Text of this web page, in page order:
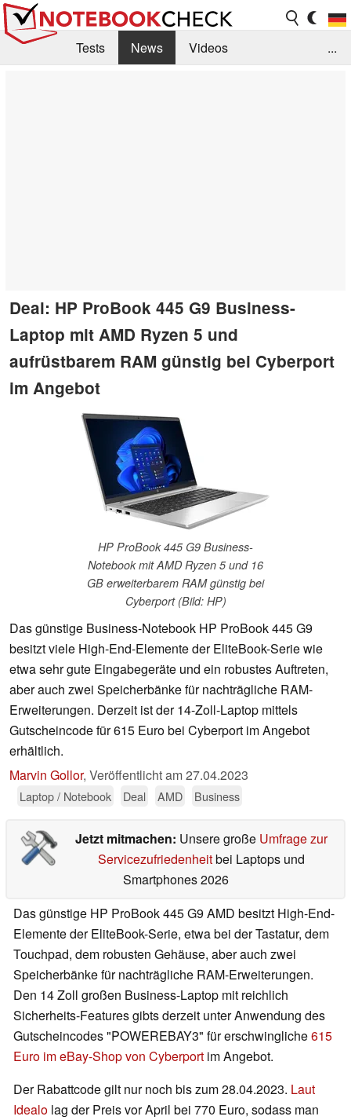
Tests News
Videos
...
Deal: HP ProBook 445 G9 Business-
Laptop mit AMD Ryzen 5 und
aufrüstbarem RAM günstig bei Cyberport
im Angebot
HP ProBook 445 G9 Business-
Notebook mit AMD Ryzen 5 und 16
GB erweiterbarem RAM günstig bei
Cyberport (Bild: HP)
Das günstige Business-Notebook HP ProBook 445 G9
besitzt viele High-End-Elemente der EliteBook-Serie wie
etwa sehr gute Eingabegeräte und ein robustes Auftreten,
aber auch zwei Speicherbänke für nachträgliche RAM-
Erweiterungen. Derzeit ist der 14-Zoll-Laptop mittels
Gutscheincode für 615 Euro bei Cyberport im Angebot
erhältlich.
Marvin Gollor, Veröffentlicht am27.04.2023
Laptop / Notebook Deal AMD Business
Jetzt mitmachen: Unsere große Umfrage zur
Servicezufriedenheitbei Laptops und
Smartphones 2026
Das günstige HP ProBook 445 G9 AMD besitzt High-End-
Elemente der EliteBook-Serie, etwa bei der Tastatur, dem
Touchpad, dem robusten Gehäuse, aber auch zwei
Speicherbänke für nachträgliche RAM-Erweiterungen.
Den 14 Zoll großen Business-Laptop mit reichlich
Sicherheits-Features gibts derzeit unter Anwendung des
Gutscheincodes "POWEREBAY3" für erschwingliche615
Euro im eBay-Shop von Cyberport im Angebot.
Der Rabattcode gilt nur noch bis zum 28.04.2023. Laut
Idealo lag der Preis vor April bei 770 Euro, sodass man